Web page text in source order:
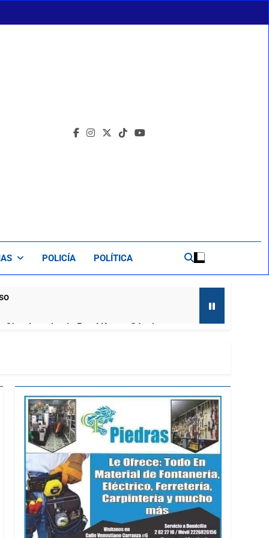
POLICÍA POLÍTICA
Impulsada Por Alfonso Sánchez
a la prensa